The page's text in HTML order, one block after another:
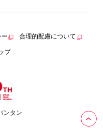
合理的配慮について
プ
ンタン